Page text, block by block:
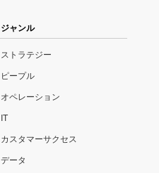
ジャンル
ストラテジー
ピープル
オペレーション
IT
カスタマーサクセス
データ